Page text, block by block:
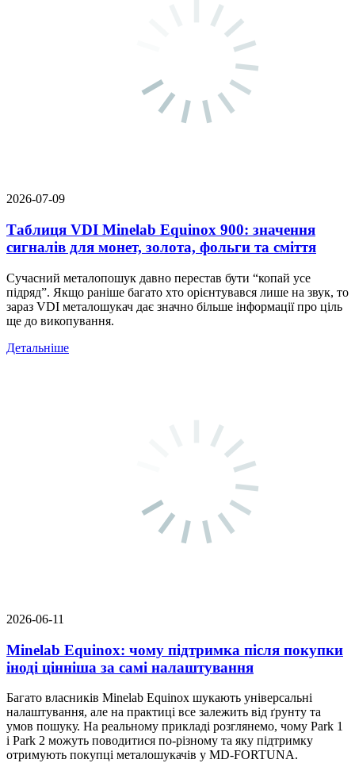
2026-07-09
Таблиця VDI Minelab Equinox 900: значення
сигналів для монет, золота, фольги та сміття
Сучасний металопошук давно перестав бути “копай усе
підряд”. Якщо раніше багато хто орієнтувався лише на звук, то
зараз VDI металошукач дає значно більше інформації про ціль
ще до викопування.
Детальніше
2026-06-11
Minelab Equinox: чому підтримка після покупки
іноді цінніша за самі налаштування
Багато власників Minelab Equinox шукають універсальні
налаштування, але на практиці все залежить від ґрунту та
умов пошуку. На реальному прикладі розглянемо, чому Park 1
і Park 2 можуть поводитися по-різному та яку підтримку
отримують покупці металошукачів у MD-FORTUNA.